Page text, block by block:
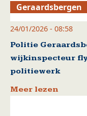
Geraardsbergen
24/01/2026 - 08:58
Politie
wijkinspecteur
politiewerk
Meer lezen